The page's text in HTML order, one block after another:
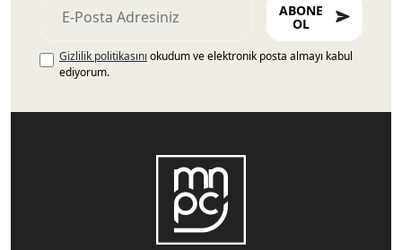
ABONE
OL
Gizlilik politikasını okudum ve elektronik posta almayı kabul
ediyorum.